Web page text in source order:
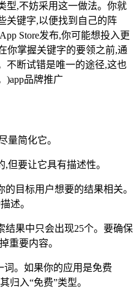
型,不妨采用这一做法。你就
关键字,以便找到自己的阵
Store发布,你可能想投入更
你掌握关键字的要领之前,通
不断试错是唯一的途径,这也
)app品牌推广
量简化它。
但要让它具有描述性。
目标用户想要的结果相关。
述。
结果中只会出现25个。要确保
重要内容。
词。如果你的应用是免费
归入“免费”类型。